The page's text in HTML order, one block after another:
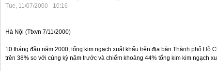
Tue, 11/07/2000 - 10:16
Hà Nội (Ttxvn 7/11/2000)
10 tháng đầu năm 2000, tổng kim ngạch xuất khẩu trên địa bàn Thành phố Hồ
trên 38% so với cùng kỳ năm trước và chiếm khoảng 44% tổng kim kim ngạch